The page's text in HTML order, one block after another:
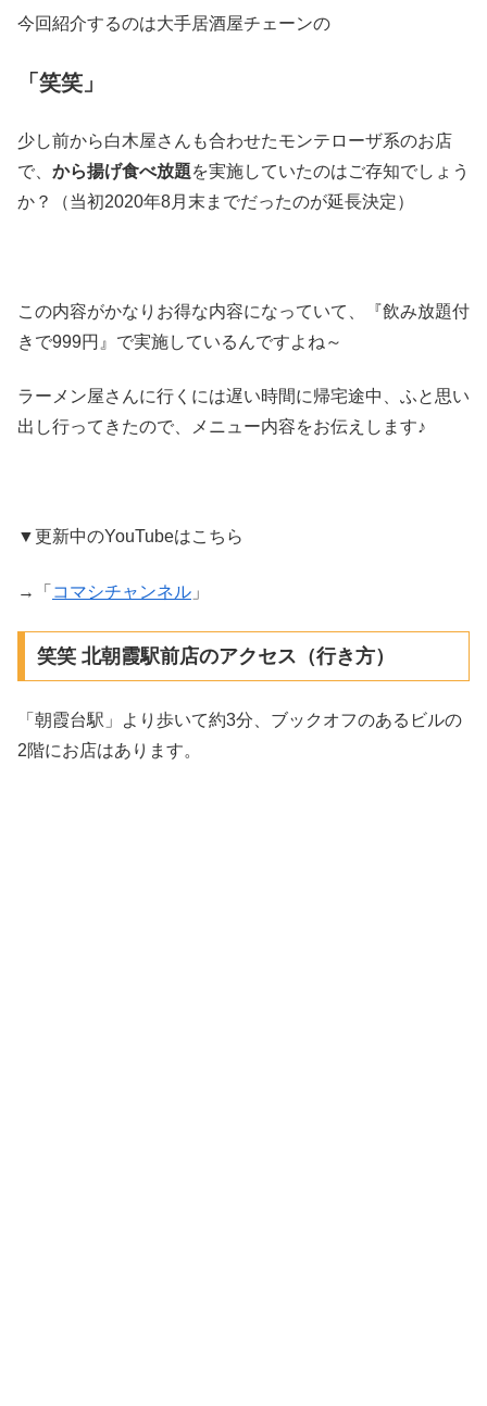
今回紹介するのは大手居酒屋チェーンの
「笑笑」
少し前から白木屋さんも合わせたモンテローザ系のお店
で、 から揚げ食べ放題を実施していたのはご存知でしょう
か？（当初2020年8月末までだったのが延長決定）
この内容がかなりお得な内容になっていて、『飲み放題付
きで999円』で実施しているんですよね～
ラーメン屋さんに行くには遅い時間に帰宅途中、ふと思い
出し行ってきたので、メニュー内容をお伝えします♪
▼更新中のYouTubeはこちら
→「 コマシチャンネル 」
笑笑 北朝霞駅前店のアクセス（行き方）
「朝霞台駅」より歩いて約3分、ブックオフのあるビルの
2階にお店はあります。